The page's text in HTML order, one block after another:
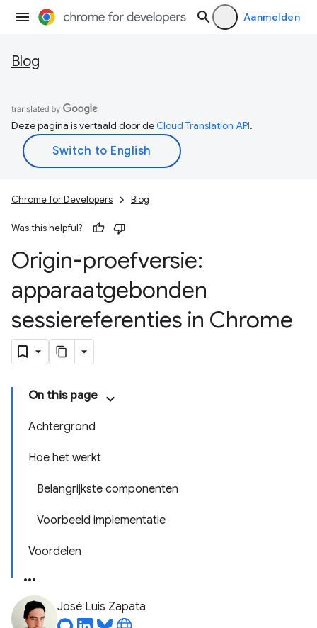
Aanmelden
Blog
Deze pagina is vertaald door deCloud Translation API.
Chrome for Developers Blog
Was this helpful?
Origin-proefversie:
apparaatgebonden
sessiereferenties in Chrome
On this page
Achtergrond
Hoe het werkt
Belangrijkste componenten
Voorbeeld implementatie
Voordelen
José Luis Zapata